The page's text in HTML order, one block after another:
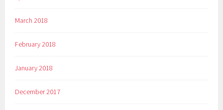
March 2018
February 2018
January 2018
December 2017